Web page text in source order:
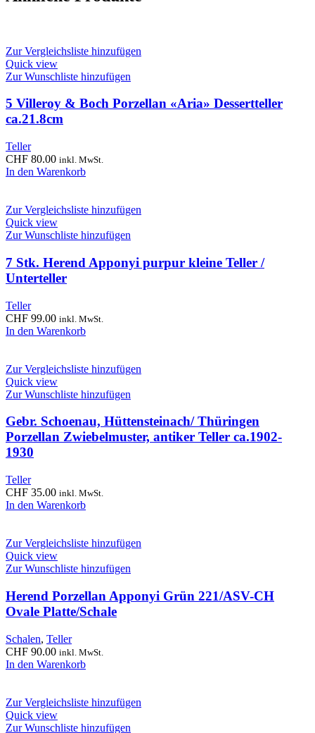
Zur Vergleichsliste hinzufügen
Quick view
Zur Wunschliste hinzufügen
5 Villeroy & Boch Porzellan «Aria» Dessertteller
ca.21.8cm
Teller
CHF 80.00 inkl. MwSt.
In den Warenkorb
Zur Vergleichsliste hinzufügen
Quick view
Zur Wunschliste hinzufügen
7 Stk. Herend Apponyi purpur kleine Teller /
Unterteller
Teller
CHF 99.00 inkl. MwSt.
In den Warenkorb
Zur Vergleichsliste hinzufügen
Quick view
Zur Wunschliste hinzufügen
Gebr. Schoenau, Hüttensteinach/ Thüringen
Porzellan Zwiebelmuster, antiker Teller ca.1902-
1930
Teller
CHF 35.00 inkl. MwSt.
In den Warenkorb
Zur Vergleichsliste hinzufügen
Quick view
Zur Wunschliste hinzufügen
Herend Porzellan Apponyi Grün 221/ASV-CH
Ovale Platte/Schale
Schalen, Teller
CHF 90.00 inkl. MwSt.
In den Warenkorb
Zur Vergleichsliste hinzufügen
Quick view
Zur Wunschliste hinzufügen